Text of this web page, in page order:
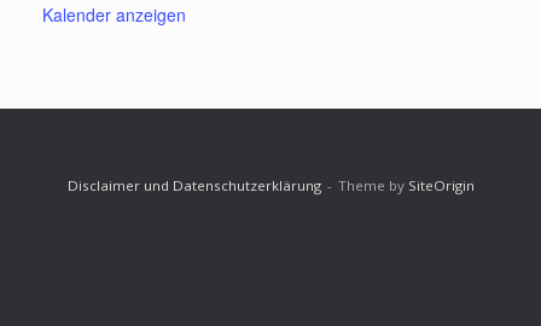
Kalender anzeigen
Disclaimer und Datenschutzerklärung Theme by SiteOrigin